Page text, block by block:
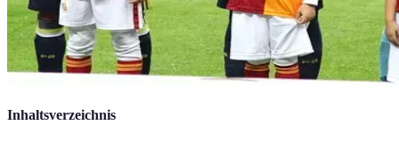
Inhaltsverzeichnis